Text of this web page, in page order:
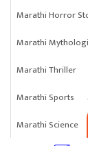
Marathi Horror
Marathi
Marathi Thriller
Marathi Sports
Marathi Science